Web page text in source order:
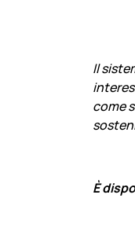
Il
come
È